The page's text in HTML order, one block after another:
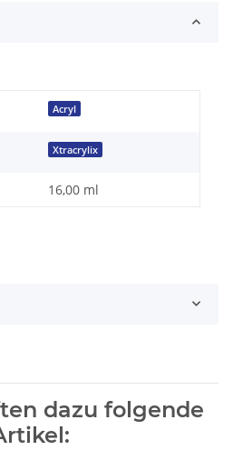
Acryl
Xtracrylix
16,00 ml
dazu folgende